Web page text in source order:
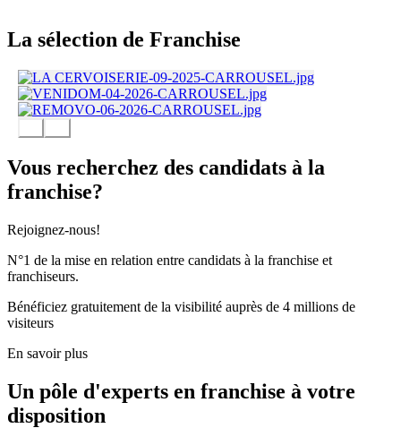
La sélection de Franchise
Vous recherchez des candidats à la
franchise?
Rejoignez-nous!
N°1 de la mise en relation entre candidats à la franchise et
franchiseurs.
Bénéficiez gratuitement de la visibilité auprès de 4 millions de
visiteurs
En savoir plus
Un pôle d'experts en franchise à votre
disposition